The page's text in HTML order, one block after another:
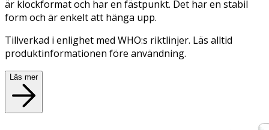
är klockformat och har en fästpunkt. Det har en stabil
form och är enkelt att hänga upp.
Tillverkad i enlighet med WHO:s riktlinjer. Läs alltid
produktinformationen före användning.
Läs mer